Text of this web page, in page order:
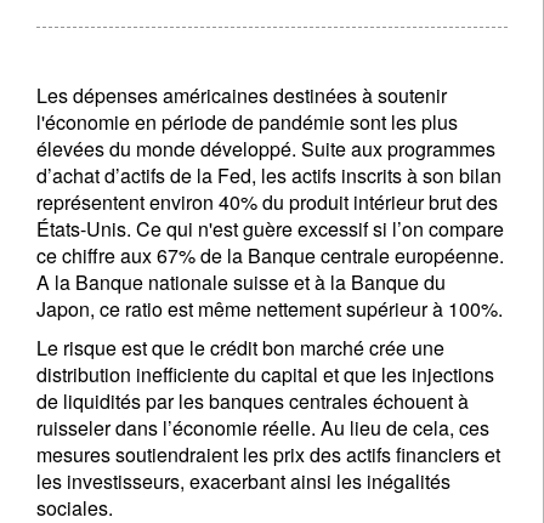
Les dépenses américaines destinées à soutenir
l'économie en période de pandémie sont les plus
élevées du monde développé. Suite aux programmes
d’achat d’actifs de la Fed, les actifs inscrits à son bilan
représentent environ 40% du produit intérieur brut des
États-Unis. Ce qui n'est guère excessif si l’on compare
ce chiffre aux 67% de la Banque centrale européenne.
A la Banque nationale suisse et à la Banque du
Japon, ce ratio est même nettement supérieur à 100%.
Le risque est que le crédit bon marché crée une
distribution inefficiente du capital et que les injections
de liquidités par les banques centrales échouent à
ruisseler dans l’économie réelle. Au lieu de cela, ces
mesures soutiendraient les prix des actifs financiers et
les investisseurs, exacerbant ainsi les inégalités
sociales.
S'inscrire à la newsletter
Email
Civilité Prénom
Nom